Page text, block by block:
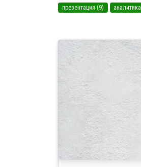
презентация (9)